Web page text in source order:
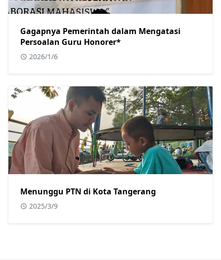
Gagapnya Pemerintah dalam Mengatasi
Persoalan Guru Honorer*
2026/1/6
Menunggu PTN di Kota Tangerang
2025/3/9